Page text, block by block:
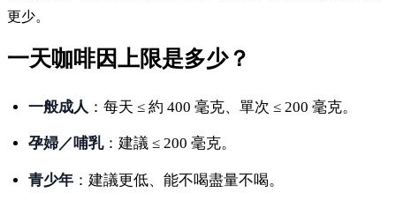
更少。
一天咖啡因上限是多少？
一般成人 ：每天 ≤ 約 400 毫克、單次 ≤ 200 毫克。
孕婦／哺乳：建議 ≤ 200 毫克。
青少年 ：建議更低、能不喝盡量不喝。